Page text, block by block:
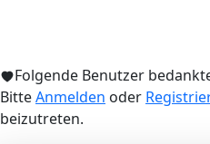
Folgende Benutzer
BitteAnmelden oder
beizutreten.